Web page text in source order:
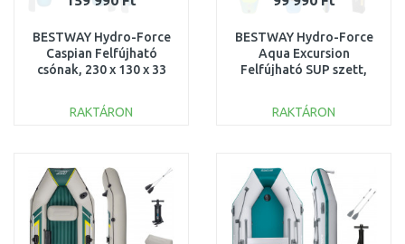
BESTWAY Hydro-Force
Caspian Felfújható
csónak, 230 x 130 x 33
RAKTÁRON
Összehasonlítás
BESTWAY Hydro-Force
Aqua Excursion
Felfújható SUP szett,
RAKTÁRON
Összehasonlítás